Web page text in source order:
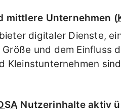
mittlere Unternehmen (
digitaler Dienste,
und dem Einfluss
Kleinstunternehmen
Nutzerinhalte aktiv